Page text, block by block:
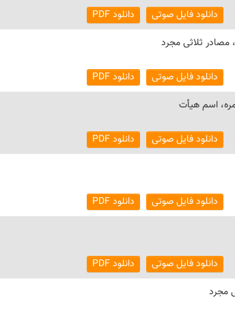
دانلود فایل صوتی
دانلود PDF
ثلاثی مجرد
دانلود فایل صوتی
دانلود PDF
اسم هیأت
دانلود فایل صوتی
دانلود PDF
دانلود فایل صوتی
دانلود PDF
دانلود فایل صوتی
دانلود PDF
مجرد